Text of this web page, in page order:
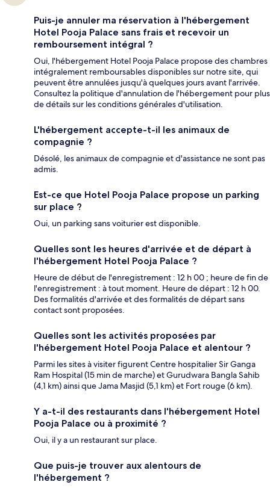
Puis-je annuler ma réservation à l'hébergement
Hotel Pooja Palace sans frais et recevoir un
remboursement intégral ?
Oui, l'hébergement Hotel Pooja Palace propose des chambres
intégralement remboursables disponibles sur notre site, qui
peuvent être annulées jusqu'à quelques jours avant l'arrivée.
Consultez la politique d'annulation de l'hébergement pour plus
de détails sur les conditions générales d'utilisation.
L'hébergement accepte-t-il les animaux de
compagnie ?
Désolé, les animaux de compagnie et d'assistance ne sont pas
admis.
Est-ce que Hotel Pooja Palace propose un parking
sur place ?
Oui, un parking sans voiturier est disponible.
Quelles sont les heures d'arrivée et de départ à
l'hébergement Hotel Pooja Palace ?
Heure de début de l'enregistrement : 12 h 00 ; heure de fin de
l'enregistrement : à tout moment. Heure de départ : 12 h 00.
Des formalités d'arrivée et des formalités de départ sans
contact sont proposées.
Quelles sont les activités proposées par
l'hébergement Hotel Pooja Palace et alentour ?
Parmi les sites à visiter figurent Centre hospitalier Sir Ganga
Ram Hospital (15 min de marche) et Gurudwara Bangla Sahib
(4,1 km) ainsi que Jama Masjid (5,1 km) et Fort rouge (6 km).
Y a-t-il des restaurants dans l'hébergement Hotel
Pooja Palace ou à proximité ?
Oui, il y a un restaurant sur place.
Que puis-je trouver aux alentours de
l'hébergement ?